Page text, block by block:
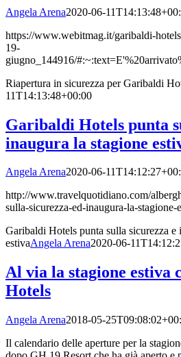
Angela Arena2020-06-
https://www.webitmag.it/garibaldi-
19-
giugno_144916/
Riapertura in sicurezza per Garibaldi
11T14:13:48+00:00
Garibaldi Hotels punta
inaugura la stagione
Angela Arena2020-06-
http://www.travelquotidiano.com/
sulla-sicurezza-ed-inaugura-la-stagione-
Garibaldi Hotels punta sulla sicurezza e
estivaAngela Arena2020-06-
Al via la stagione estiva
Hotels
Angela Arena2018-05-
Il calendario delle aperture per la